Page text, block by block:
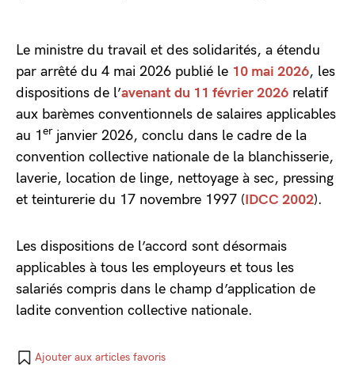
Le ministre du travail et des solidarités, a étendu
par arrêté du 4 mai 2026 publié le 10 mai 2026, les
dispositions de l’avenant du 11 février 2026 relatif
aux barèmes conventionnels de salaires applicables
au 1 er janvier 2026, conclu dans le cadre de la
convention collective nationale de la blanchisserie,
laverie, location de linge, nettoyage à sec, pressing
et teinturerie du 17 novembre 1997 (IDCC 2002).
Les dispositions de l’accord sont désormais
applicables à tous les employeurs et tous les
salariés compris dans le champ d’application de
ladite convention collective nationale.
Ajouter aux articles favoris